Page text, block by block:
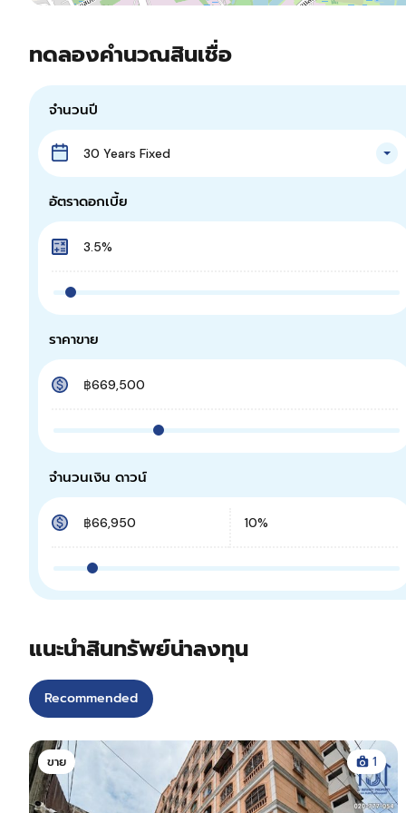
ทดลองคำนวณสินเชื่อ
จำนวนปี
30 Years Fixed
อัตราดอกเบี้ย
ราคาขาย
จำนวนเงิน ดาวน์
แนะนำสินทรัพย์น่าลงทุน
Recommended
ขาย 1